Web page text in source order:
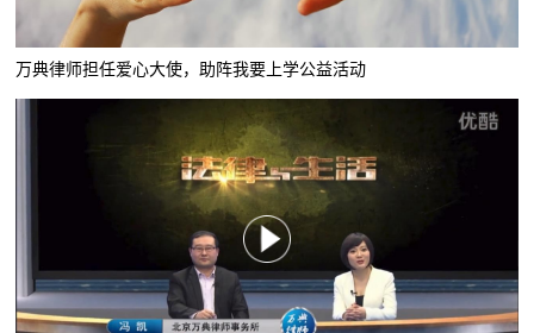
万典律师担任爱心大使，助阵我要上学公益活动